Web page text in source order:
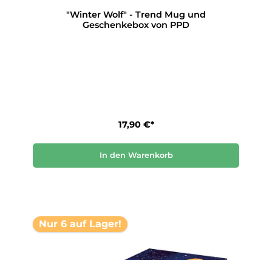
"Winter Wolf" - Trend Mug und
Geschenkebox von PPD
17,90 €*
In den Warenkorb
Nur 6 auf Lager!